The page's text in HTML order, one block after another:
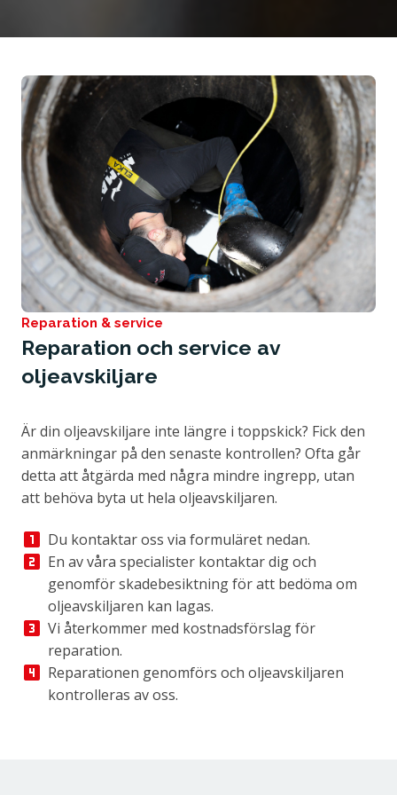
Reparation & service
Reparation och service av
oljeavskiljare
Är din oljeavskiljare inte längre i toppskick? Fick den
anmärkningar på den senaste kontrollen? Ofta går
detta att åtgärda med några mindre ingrepp, utan
att behöva byta ut hela oljeavskiljaren.
Du kontaktar oss via formuläret nedan.
En av våra specialister kontaktar dig och
genomför skadebesiktning för att bedöma om
oljeavskiljaren kan lagas.
Vi återkommer med kostnadsförslag för
reparation.
Reparationen genomförs och oljeavskiljaren
kontrolleras av oss.